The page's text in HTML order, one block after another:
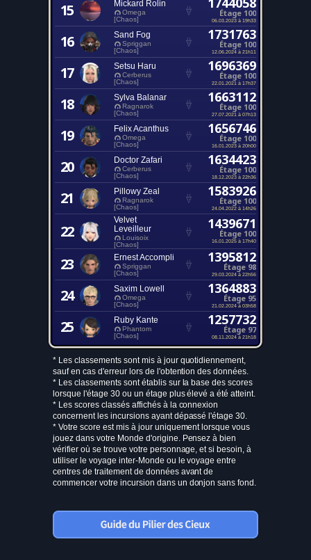
15 Mickard Rolin
Omega
[Chaos]
Étage 100
06.03.2023 à 19h33
16 Sand Fog
Spriggan
[Chaos]
1731763
Étage 100
12.06.2024 à 21h11
17 Setsu Haru
Cerberus
[Chaos]
1696369
Étage 100
22.01.2021 à 17h37
18 Sylva Balanar
Ragnarok
[Chaos]
1663112
Étage 100
27.07.2021 à 07h13
19 Felix Acanthus
Omega
[Chaos]
1656746
Étage 100
16.01.2023 à 20h00
20 Doctor Zafari
Cerberus
[Chaos]
1634423
Étage 100
18.12.2023 à 22h36
21 Pillowy Zeal
Ragnarok
[Chaos]
1583926
Étage 100
24.04.2022 à 14h26
22
Velvet
Leveilleur
Louisoix
[Chaos]
1439671
Étage 100
16.01.2025 à 17h40
23 Ernest Accompli
Spriggan
[Chaos]
1395812
Étage 98
29.03.2024 à 22h56
24 Saxim Lowell
Omega
[Chaos]
1364883
Étage 95
21.02.2024 à 03h58
25 Ruby Kante
Phantom
[Chaos]
1257732
Étage 97
08.11.2024 à 21h18
* Les classements sont mis à jour quotidiennement,
sauf en cas d'erreur lors de l'obtention des données.
* Les classements sont établis sur la base des scores
lorsque l'étage 30 ou un étage plus élevé a été atteint.
* Les scores classés affichés à la connexion
concernent les incursions ayant dépassé l'étage 30.
* Votre score est mis à jour uniquement lorsque vous
jouez dans votre Monde d'origine. Pensez à bien
vérifier où se trouve votre personnage, et si besoin, à
utiliser le voyage inter-Monde ou le voyage entre
centres de traitement de données avant de
commencer votre incursion dans un donjon sans fond.